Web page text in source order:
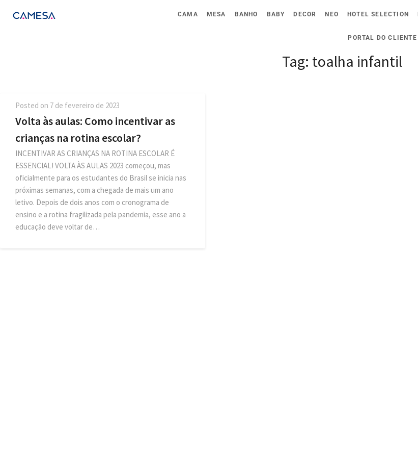
CAMA MESA BANHO BABY DECOR NEO HOTEL SELECTION
PORTAL DO CLIENTE
Tag: toalha infantil
Posted on 7 de fevereiro de 2023
Volta às aulas: Como incentivar as
crianças na rotina escolar?
INCENTIVAR AS CRIANÇAS NA ROTINA ESCOLAR É
ESSENCIAL! VOLTA ÀS AULAS 2023 começou, mas
oficialmente para os estudantes do Brasil se inicia nas
próximas semanas, com a chegada de mais um ano
letivo. Depois de dois anos com o cronograma de
ensino e a rotina fragilizada pela pandemia, esse ano a
educação deve voltar de…